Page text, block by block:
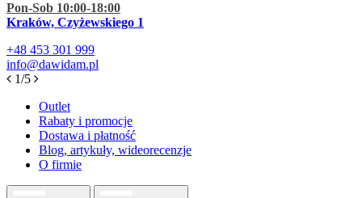
Pon-Sob 10:00-18:00
Kraków, Czyżewskiego 1
+48 453 301 999
info@dawidam.pl
1/5
Outlet
Rabaty i promocje
Dostawa i płatność
Blog, artykuły, wideorecenzje
O firmie